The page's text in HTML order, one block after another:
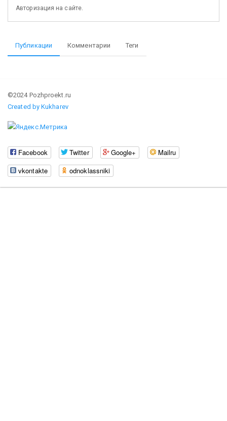
Авторизация на сайте.
Публикации Комментарии Теги
©2024 Pozhproekt.ru
Created by Kukharev
Facebook Twitter Google+
Mailru
vkontakte
odnoklassniki